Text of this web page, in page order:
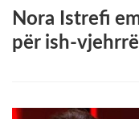
Nora Istrefi
për ish-